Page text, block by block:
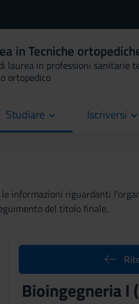
in Tecniche
laurea in professioni sanitarie
ortopedico
Studiare Iscriversi
le informazioni riguardanti
del titolo finale.
Bioingegneria